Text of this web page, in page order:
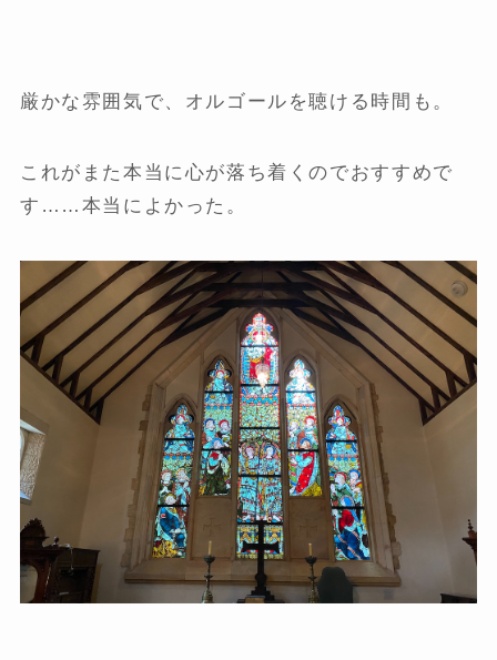
厳かな雰囲気で、オルゴールを聴ける時間も。
これがまた本当に心が落ち着くのでおすすめで
す……本当によかった。